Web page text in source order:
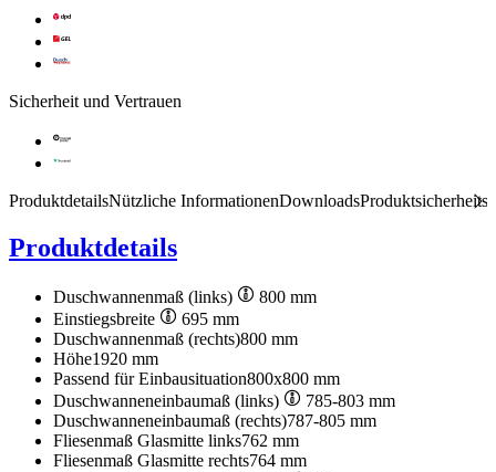
Sicherheit und Vertrauen
Produktdetails
Produktdetails
Duschwannenmaß (links)
800 mm
Einstiegsbreite
695 mm
Duschwannenmaß (rechts)800 mm
Höhe1920 mm
Passend für Einbausituation800x800 mm
Duschwanneneinbaumaß (links)
785-803 mm
Duschwanneneinbaumaß (rechts)787-805 mm
Fliesenmaß Glasmitte links762 mm
Fliesenmaß Glasmitte rechts764 mm
Nützliche InformationenDownloads